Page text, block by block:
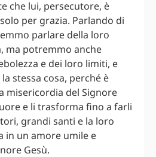
che lui, persecutore, è
per grazia. Parlando di
parlare della loro
ma potremmo anche
e dei loro limiti, e
stessa cosa, perché è
misericordia del Signore
e li trasforma fino a farli
grandi santi e la loro
in un amore umile e
Gesù.